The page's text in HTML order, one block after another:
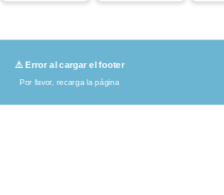
⚠️ Error al cargar el footer
Por favor, recarga la página